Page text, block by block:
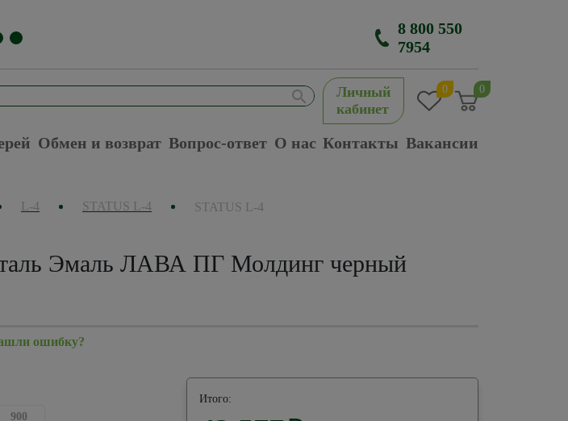
8 800 550
7954
Личный
кабинет
0 0
Обмен и возврат Вопрос-ответ О нас Контакты Вакансии
L-4 STATUS L-4 STATUS L-4
Эмаль ЛАВА ПГ Молдинг черный
ошибку?
900
Итого: